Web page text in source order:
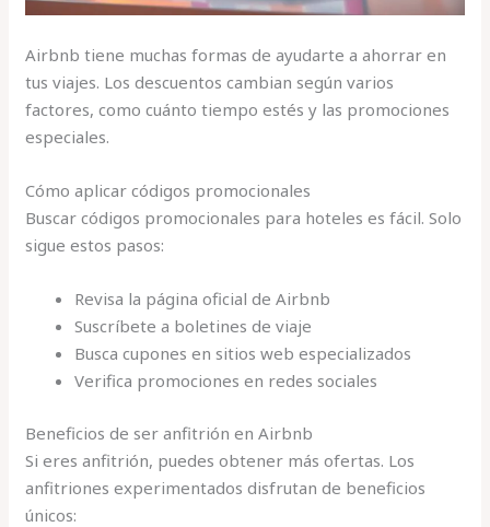
Airbnb tiene muchas formas de ayudarte a ahorrar en
tus viajes. Los descuentos cambian según varios
factores, como cuánto tiempo estés y las promociones
especiales.
Cómo aplicar códigos promocionales
Buscar códigos promocionales para hoteles es fácil. Solo
sigue estos pasos:
Revisa la página oficial de Airbnb
Suscríbete a boletines de viaje
Busca cupones en sitios web especializados
Verifica promociones en redes sociales
Beneficios de ser anfitrión en Airbnb
Si eres anfitrión, puedes obtener más ofertas. Los
anfitriones experimentados disfrutan de beneficios
únicos: